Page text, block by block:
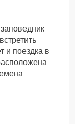
и поездка в